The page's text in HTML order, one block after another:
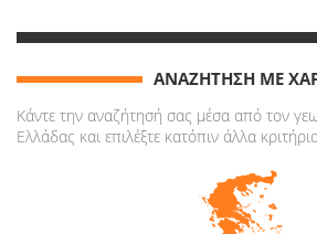
ΑΝΑΖΗΤΗΣΗ ΜΕ
Κάντε την αναζήτησή σας μέσα από τον
Ελλάδας και επιλέξτε κατόπιν άλλα